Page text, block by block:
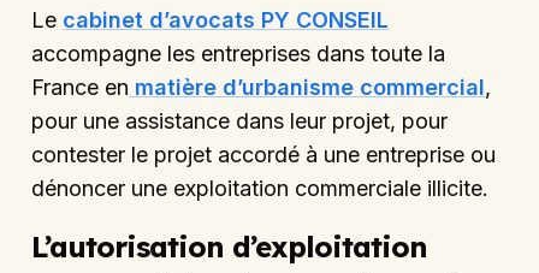
Le cabinet d’avocats PY CONSEIL
accompagne les entreprises dans toute la
France en matière d’urbanisme commercial,
pour une assistance dans leur projet, pour
contester le projet accordé à une entreprise ou
dénoncer une exploitation commerciale illicite.
L’autorisation d’exploitation